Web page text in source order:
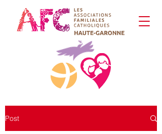
Post